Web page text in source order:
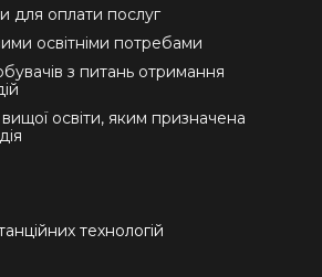
для оплати послуг
освітніми потребами
з питань отримання
освіти, яким призначена
технологій